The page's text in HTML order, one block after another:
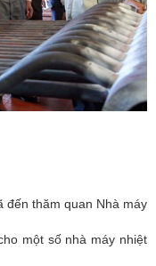
đến thăm quan Nhà máy
một số nhà máy nhiệt